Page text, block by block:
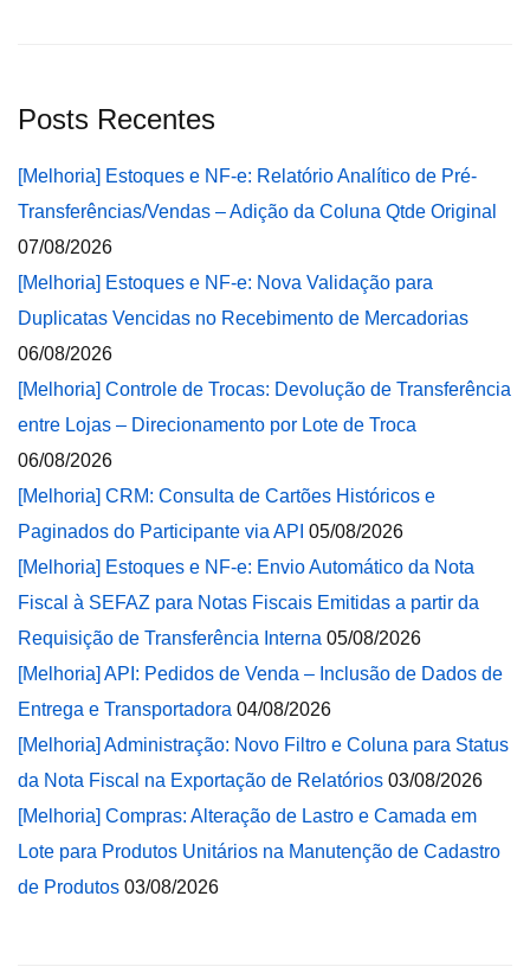
Posts Recentes
[Melhoria] Estoques e NF-e: Relatório Analítico de Pré-
Transferências/Vendas – Adição da Coluna Qtde Original
07/08/2026
[Melhoria] Estoques e NF-e: Nova Validação para
Duplicatas Vencidas no Recebimento de Mercadorias
06/08/2026
[Melhoria] Controle de Trocas: Devolução de Transferência
entre Lojas – Direcionamento por Lote de Troca
06/08/2026
[Melhoria] CRM: Consulta de Cartões Históricos e
Paginados do Participante via API 05/08/2026
[Melhoria] Estoques e NF-e: Envio Automático da Nota
Fiscal à SEFAZ para Notas Fiscais Emitidas a partir da
Requisição de Transferência Interna 05/08/2026
[Melhoria] API: Pedidos de Venda – Inclusão de Dados de
Entrega e Transportadora 04/08/2026
[Melhoria] Administração: Novo Filtro e Coluna para Status
da Nota Fiscal na Exportação de Relatórios 03/08/2026
[Melhoria] Compras: Alteração de Lastro e Camada em
Lote para Produtos Unitários na Manutenção de Cadastro
de Produtos 03/08/2026